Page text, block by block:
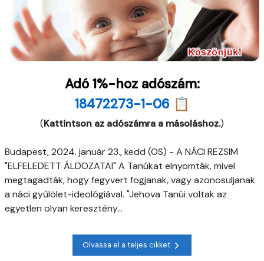
Adó 1%-hoz adószám:
18472273-1-06 📋
(Kattintson az adószámra a másoláshoz.)
Budapest, 2024. január 23., kedd (OS) - A NÁCI REZSIM
"ELFELEDETT ÁLDOZATAI" A Tanúkat elnyomták, mivel
megtagadták, hogy fegyvert fogjanak, vagy azonosuljanak
a náci gyűlölet-ideológiával. "Jehova Tanúi voltak az
egyetlen olyan keresztény...
Olvassa el a teljes cikket